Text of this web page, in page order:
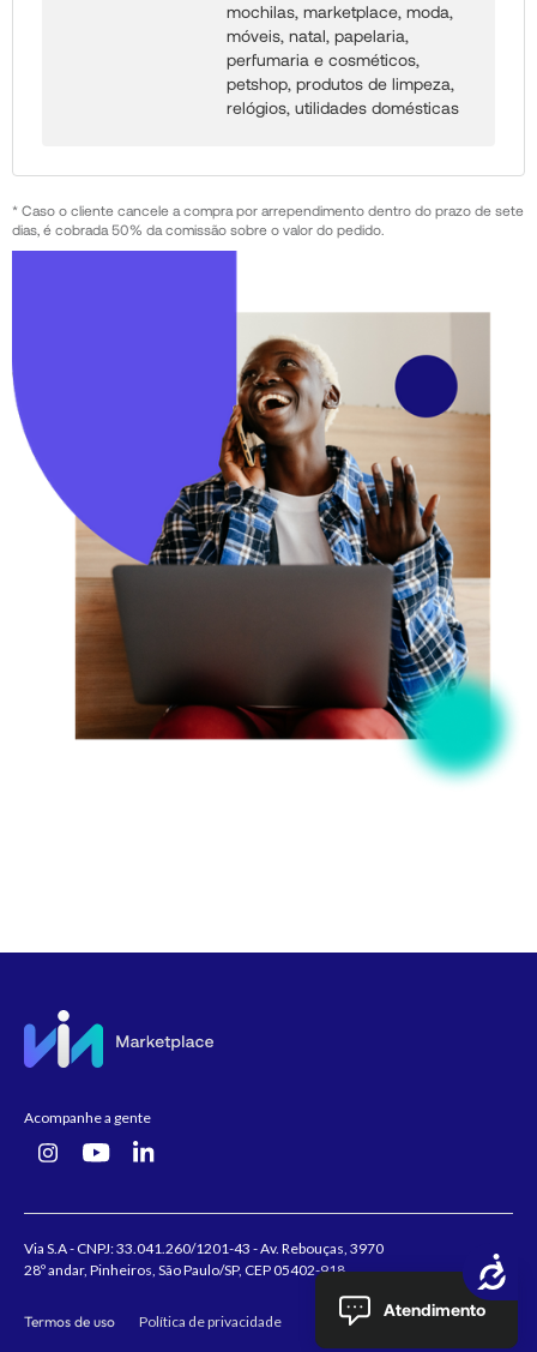
Acessibilidade
mochilas, marketplace, moda,
móveis, natal, papelaria,
perfumaria e cosméticos,
petshop, produtos de limpeza,
relógios, utilidades domésticas
* Caso o cliente cancele a compra por arrependimento dentro do prazo de sete
dias, é cobrada 50% da comissão sobre o valor do pedido.
Acompanhe a gente
Via S.A - CNPJ: 33.041.260/1201-43 - Av. Rebouças, 3970
28º andar, Pinheiros, São Paulo/SP, CEP 05402-918
Termos de uso Política de privacidade
Atendimento